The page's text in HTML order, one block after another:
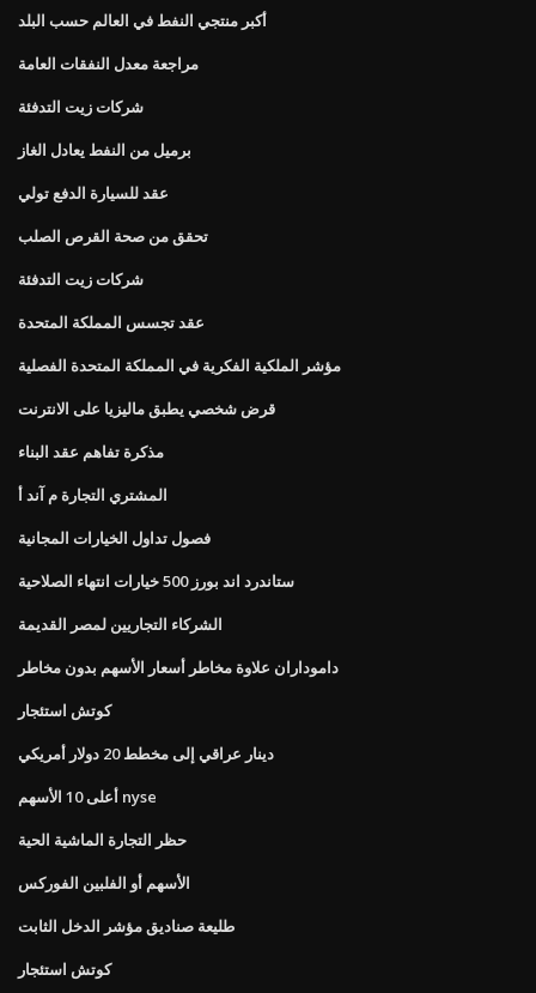
أكبر منتجي النفط في العالم حسب البلد
مراجعة معدل النفقات العامة
شركات زيت التدفئة
برميل من النفط يعادل الغاز
عقد للسيارة الدفع تولي
تحقق من صحة القرص الصلب
شركات زيت التدفئة
عقد تجسس المملكة المتحدة
مؤشر الملكية الفكرية في المملكة المتحدة الفصلية
قرض شخصي يطبق ماليزيا على الانترنت
مذكرة تفاهم عقد البناء
المشتري التجارة م آند أ
فصول تداول الخيارات المجانية
ستاندرد اند بورز 500 خيارات انتهاء الصلاحية
الشركاء التجاريين لمصر القديمة
داموداران علاوة مخاطر أسعار الأسهم بدون مخاطر
كوتش استئجار
دينار عراقي إلى مخطط 20 دولار أمريكي
أعلى 10 الأسهم nyse
حظر التجارة الماشية الحية
الأسهم أو الفلبين الفوركس
طليعة صناديق مؤشر الدخل الثابت
كوتش استئجار